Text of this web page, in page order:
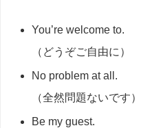
You’re welcome to.
（どうぞご自由に）
No problem at all.
（全然問題ないです）
Be my guest.